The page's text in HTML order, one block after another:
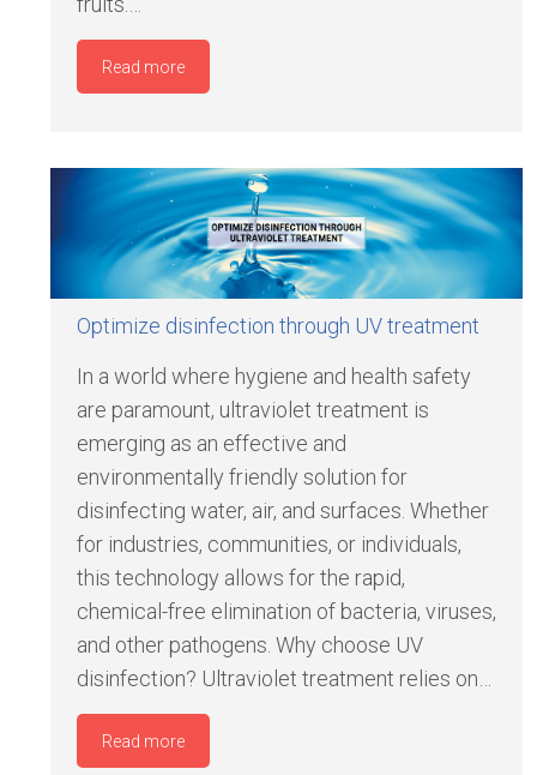
Read more
Optimize disinfection through UV treatment
In a world where hygiene and health safety
are paramount, ultraviolet treatment is
emerging as an effective and
environmentally friendly solution for
disinfecting water, air, and surfaces. Whether
for industries, communities, or individuals,
this technology allows for the rapid,
chemical-free elimination of bacteria, viruses,
and other pathogens. Why choose UV
disinfection? Ultraviolet treatment relies on…
Read more